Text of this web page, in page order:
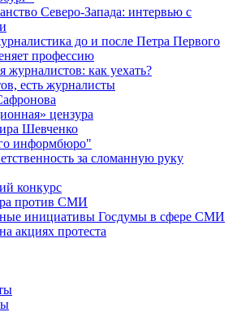
Северо-Запада: интервью с
до и после Петра Первого
профессию
журналистов: как уехать?
есть журналисты
цензура
Шевченко
информбюро"
за сломанную руку
конкурс
против СМИ
инициативы Госдумы в сфере СМИ
акциях протеста